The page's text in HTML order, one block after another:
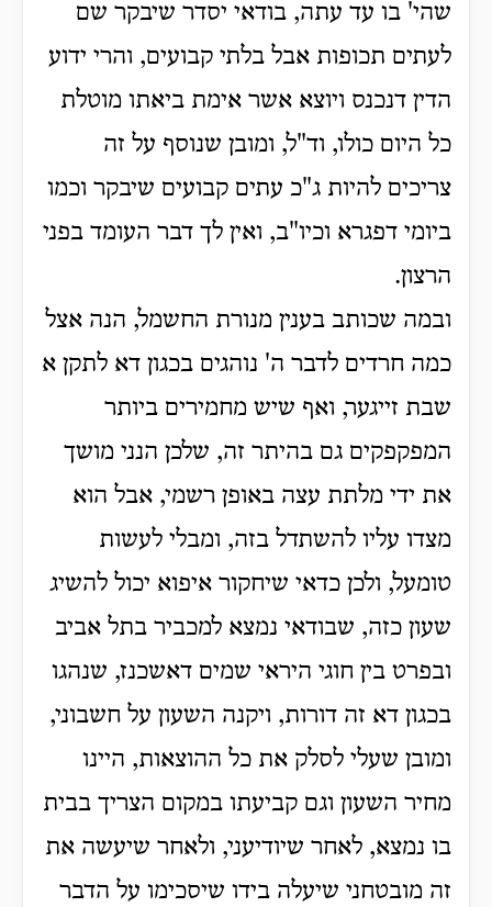
שהי' בו עד עתה, בודאי יסדר שיבקר שם
לעתים תכופות אבל בלתי קבועים, והרי ידוע
הדין דנכנס ויוצא אשר אימת ביאתו מוטלת
כל היום כולו, וד"ל, ומובן שנוסף על זה
צריכים להיות ג"כ עתים קבועים שיבקר וכמו
ביומי דפגרא וכיו"ב, ואין לך דבר העומד בפני
הרצון.
ובמה שכותב בענין מנורת החשמל, הנה אצל
כמה חרדים לדבר ה' נוהגים בכגון דא לתקן א
שבת זייגער, ואף שיש מחמירים ביותר
המפקפקים גם בהיתר זה, שלכן הנני מושך
את ידי מלתת עצה באופן רשמי, אבל הוא
מצדו עליו להשתדל בזה, ומבלי לעשות
טומעל, ולכן כדאי שיחקור איפוא יכול להשיג
שעון כזה, שבודאי נמצא למכביר בתל אביב
ובפרט בין חוגי היראי שמים דאשכנז, שנהגו
בכגון דא זה דורות, ויקנה השעון על חשבוני,
ומובן שעלי לסלק את כל ההוצאות, היינו
מחיר השעון וגם קביעתו במקום הצריך בבית
בו נמצא, לאחר שיודיעני, ולאחר שיעשה את
זה מובטחני שיעלה בידו שיסכימו על הדבר